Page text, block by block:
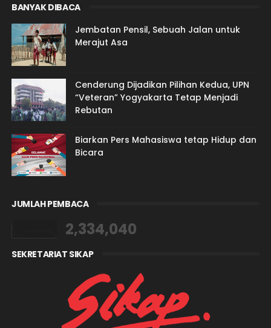
BANYAK DIBACA
Jembatan Pensil, Sebuah Jalan untuk
Merajut Asa
Cenderung Dijadikan Pilihan Kedua, UPN
“Veteran” Yogyakarta Tetap Menjadi
Rebutan
Biarkan Pers Mahasiswa tetap Hidup dan
Bicara
JUMLAH PEMBACA
2,334,040
SEKRETARIAT SIKAP